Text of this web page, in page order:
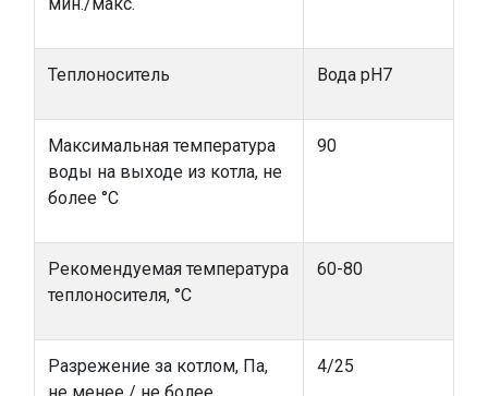
Теплоноситель Вода pH7
Максимальная температура
воды на выходе из котла, не
более °С
90
Рекомендуемая температура
теплоносителя, °С
60-80
Разрежение за котлом, Па,
не менее / не более
4/25